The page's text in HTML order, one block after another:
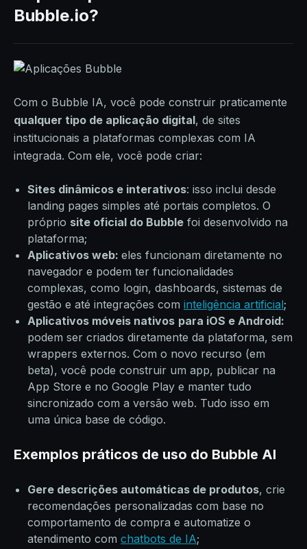
Bubble.io?
Com o Bubble IA, você pode construir praticamente
qualquer tipo de aplicação digital, de sites
institucionais a plataformas complexas com IA
integrada. Com ele, você pode criar:
Sites dinâmicos e interativos: isso inclui desde
landing pages simples até portais completos. O
próprio site oficial do Bubble foi desenvolvido na
plataforma;
Aplicativos web: eles funcionam diretamente no
navegador e podem ter funcionalidades
complexas, como login, dashboards, sistemas de
gestão e até integrações com inteligência artificial;
Aplicativos móveis nativos para iOS e Android:
podem ser criados diretamente da plataforma, sem
wrappers externos. Com o novo recurso (em
beta), você pode construir um app, publicar na
App Store e no Google Play e manter tudo
sincronizado com a versão web. Tudo isso em
uma única base de código.
Exemplos práticos de uso do Bubble AI
Gere descrições automáticas de produtos, crie
recomendações personalizadas com base no
comportamento de compra e automatize o
atendimento com chatbots de IA;